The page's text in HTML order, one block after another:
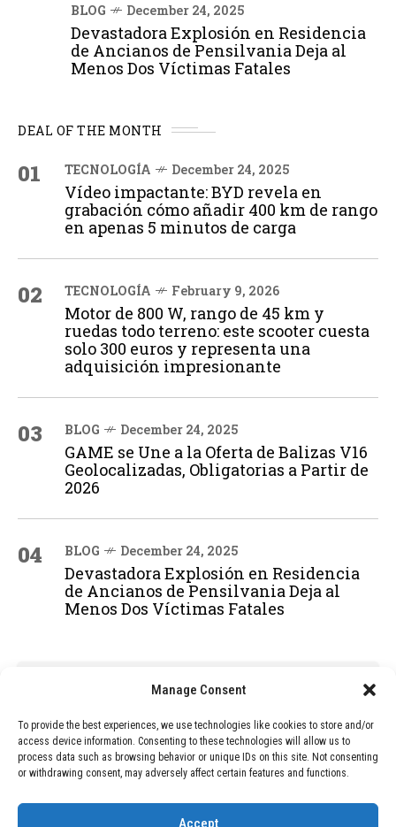
Manage Consent
To provide the best experiences, we use technologies like cookies to store and/or
access device information. Consenting to these technologies will allow us to
process data such as browsing behavior or unique IDs on this site. Not consenting
or withdrawing consent, may adversely affect certain features and functions.
Accept
BLOG December 24, 2025
Devastadora Explosión en Residencia
de Ancianos de Pensilvania Deja al
Menos Dos Víctimas Fatales
DEAL OF THE MONTH
01 TECNOLOGÍA December 24, 2025
Vídeo impactante: BYD revela en
grabación cómo añadir 400 km de rango
en apenas 5 minutos de carga
02 TECNOLOGÍA February 9, 2026
Motor de 800 W, rango de 45 km y
ruedas todo terreno: este scooter cuesta
solo 300 euros y representa una
adquisición impresionante
03 BLOG December 24, 2025
GAME se Une a la Oferta de Balizas V16
Geolocalizadas, Obligatorias a Partir de
2026
04 BLOG December 24, 2025
Devastadora Explosión en Residencia
de Ancianos de Pensilvania Deja al
Menos Dos Víctimas Fatales